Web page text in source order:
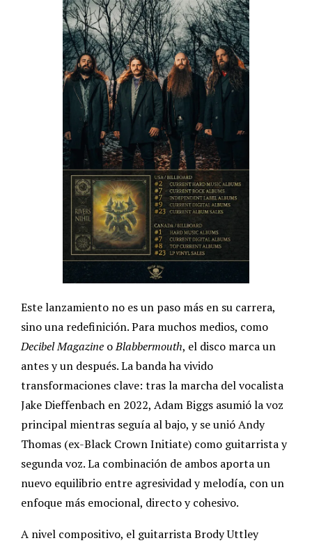
Este lanzamiento no es un paso más en su carrera,
sino una redefinición. Para muchos medios, como
Decibel Magazine oBlabbermouth, el disco marca un
antes y un después. La banda ha vivido
transformaciones clave: tras la marcha del vocalista
Jake Dieffenbach en 2022, Adam Biggs asumió la voz
principal mientras seguía al bajo, y se unió Andy
Thomas (ex-Black Crown Initiate) como guitarrista y
segunda voz. La combinación de ambos aporta un
nuevo equilibrio entre agresividad y melodía, con un
enfoque más emocional, directo y cohesivo.
A nivel compositivo, el guitarrista Brody Uttley